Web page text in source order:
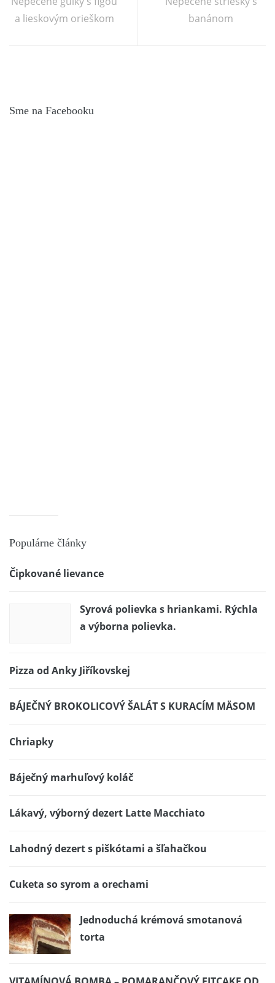
a lieskovým orieškom
banánom
Sme na Facebooku
Populárne články
Čipkované lievance
Syrová polievka s hriankami. Rýchla
a výborna polievka.
Pizza od Anky Jiříkovskej
BÁJEČNÝ BROKOLICOVÝ ŠALÁT S KURACÍM MÄSOM
Chriapky
Báječný marhuľový koláč
Lákavý, výborný dezert Latte Macchiato
Lahodný dezert s piškótami a šľahačkou
Cuketa so syrom a orechami
Jednoduchá krémová smotanová
torta